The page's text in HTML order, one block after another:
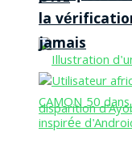
la
jamais